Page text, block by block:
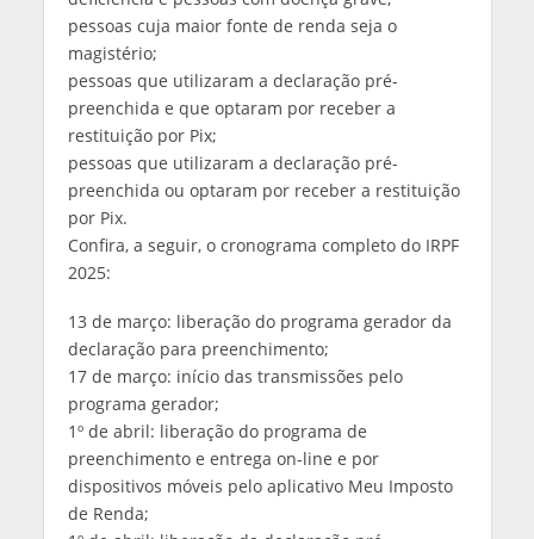
pessoas cuja maior fonte de renda seja o
magistério;
pessoas que utilizaram a declaração pré-
preenchida e que optaram por receber a
restituição por Pix;
pessoas que utilizaram a declaração pré-
preenchida ou optaram por receber a restituição
por Pix.
Confira, a seguir, o cronograma completo do IRPF
2025:
13 de março: liberação do programa gerador da
declaração para preenchimento;
17 de março: início das transmissões pelo
programa gerador;
1º de abril: liberação do programa de
preenchimento e entrega on-line e por
dispositivos móveis pelo aplicativo Meu Imposto
de Renda;